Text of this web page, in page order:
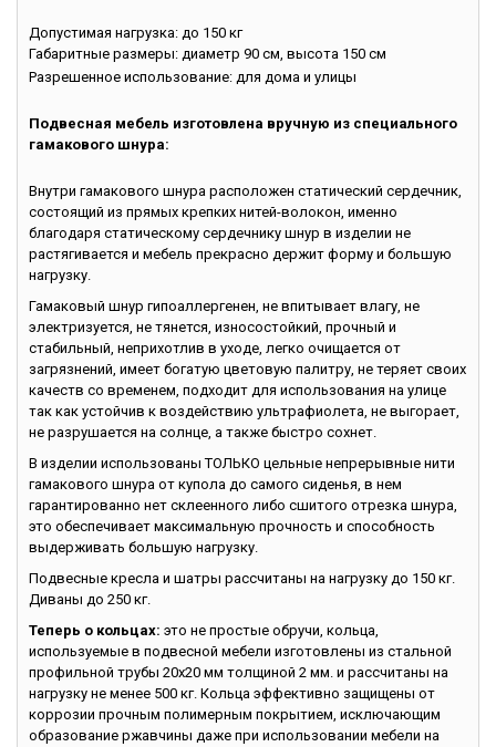
Допустимая нагрузка: до 150 кг
Габаритные размеры: диаметр 90 см, высота 150 см
Разрешенное использование: для дома и улицы
Подвесная мебель изготовлена вручную из специального
гамакового шнура:
Внутри гамакового шнура расположен статический сердечник,
состоящий из прямых крепких нитей-волокон, именно
благодаря статическому сердечнику шнур в изделии не
растягивается и мебель прекрасно держит форму и большую
нагрузку.
Гамаковый шнур гипоаллергенен, не впитывает влагу, не
электризуется, не тянется, износостойкий, прочный и
стабильный, неприхотлив в уходе, легко очищается от
загрязнений, имеет богатую цветовую палитру, не теряет своих
качеств со временем, подходит для использования на улице
так как устойчив к воздействию ультрафиолета, не выгорает,
не разрушается на солнце, а также быстро сохнет.
В изделии использованы ТОЛЬКО цельные непрерывные нити
гамакового шнура от купола до самого сиденья, в нем
гарантированно нет склеенного либо сшитого отрезка шнура,
это обеспечивает максимальную прочность и способность
выдерживать большую нагрузку.
Подвесные кресла и шатры рассчитаны на нагрузку до 150 кг.
Диваны до 250 кг.
Теперь о кольцах: это не простые обручи, кольца,
используемые в подвесной мебели изготовлены из стальной
профильной трубы 20х20 мм толщиной 2 мм. и рассчитаны на
нагрузку не менее 500 кг. Кольца эффективно защищены от
коррозии прочным полимерным покрытием, исключающим
образование ржавчины даже при использовании мебели на